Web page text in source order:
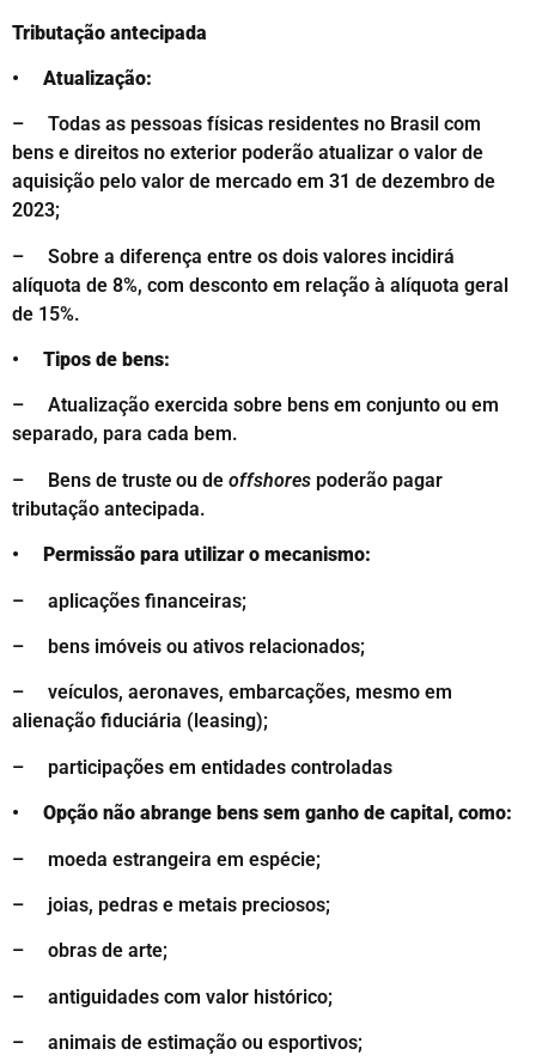
Tributação antecipada
• Atualização:
– Todas as pessoas físicas residentes no Brasil com
bens e direitos no exterior poderão atualizar o valor de
aquisição pelo valor de mercado em 31 de dezembro de
2023;
– Sobre a diferença entre os dois valores incidirá
alíquota de 8%, com desconto em relação à alíquota geral
de 15%.
• Tipos de bens:
– Atualização exercida sobre bens em conjunto ou em
separado, para cada bem.
– Bens de truste ou de offshores poderão pagar
tributação antecipada.
• Permissão para utilizar o mecanismo:
– aplicações financeiras;
– bens imóveis ou ativos relacionados;
– veículos, aeronaves, embarcações, mesmo em
alienação fiduciária (leasing);
– participações em entidades controladas
• Opção não abrange bens sem ganho de capital, como:
– moeda estrangeira em espécie;
– joias, pedras e metais preciosos;
– obras de arte;
– antiguidades com valor histórico;
– animais de estimação ou esportivos;